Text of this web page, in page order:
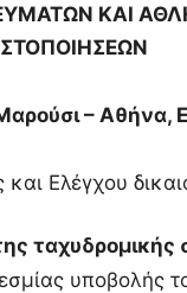
ΚΑΙ
– Αθήνα,
και Ελέγχου
υποβολής